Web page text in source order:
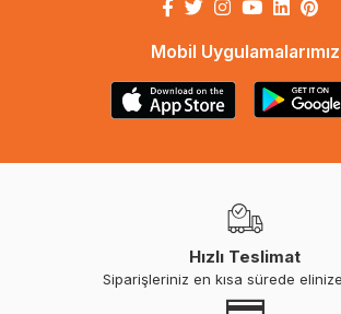
Mobil Uygulamalarımız
Hızlı Teslimat
Siparişleriniz en kısa sürede